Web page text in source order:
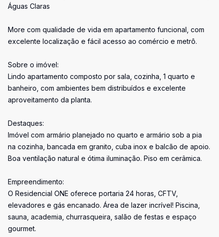
Águas Claras
More com qualidade de vida em apartamento funcional, com
excelente localização e fácil acesso ao comércio e metrô.
Sobre o imóvel:
Lindo apartamento composto por sala, cozinha, 1 quarto e
banheiro, com ambientes bem distribuídos e excelente
aproveitamento da planta.
Destaques:
Imóvel com armário planejado no quarto e armário sob a pia
na cozinha, bancada em granito, cuba inox e balcão de apoio.
Boa ventilação natural e ótima iluminação. Piso em cerâmica.
Empreendimento:
O Residencial ONE oferece portaria 24 horas, CFTV,
elevadores e gás encanado. Área de lazer incrível! Piscina,
sauna, academia, churrasqueira, salão de festas e espaço
gourmet.